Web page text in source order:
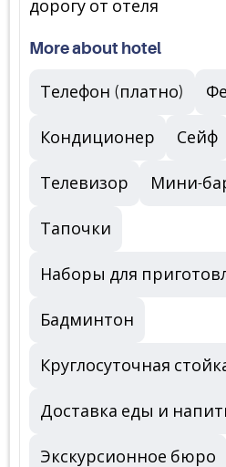
дорогу от отеля
More about hotel
Телефон (платно)
Кондиционер Сейф
Телевизор Мини-
Тапочки
Наборы для
Бадминтон
Круглосуточная
Доставка еды и
Экскурсионное бюро